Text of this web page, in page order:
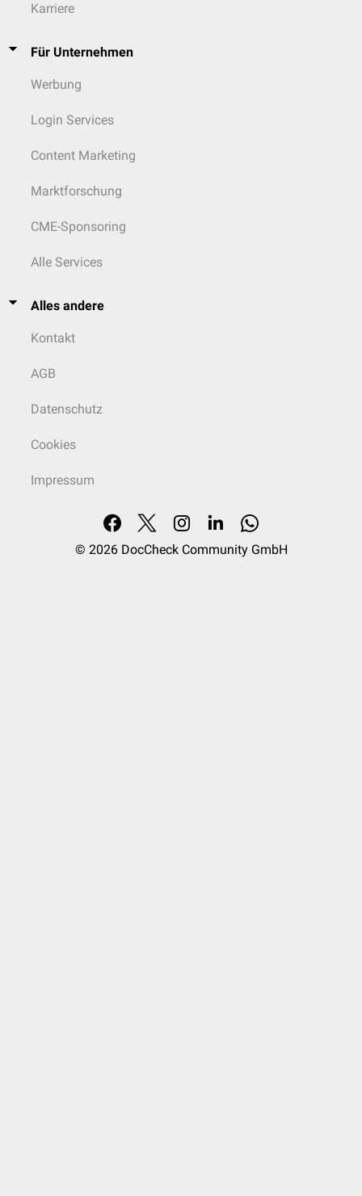
Karriere
Für Unternehmen
Werbung
Login Services
Content Marketing
Marktforschung
CME-Sponsoring
Alle Services
Alles andere
Kontakt
AGB
Datenschutz
Cookies
Impressum
© 2026 DocCheck Community GmbH